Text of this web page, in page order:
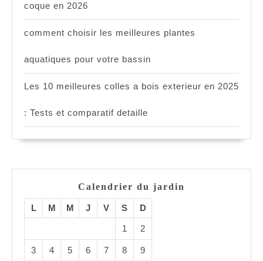
coque en 2026
comment choisir les meilleures plantes
aquatiques pour votre bassin
Les 10 meilleures colles a bois exterieur en 2025
: Tests et comparatif detaille
Calendrier du jardin
L M M J V S D
1 2
3 4 5 6 7 8 9